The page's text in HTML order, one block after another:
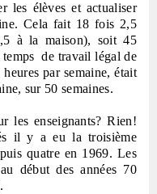
les élèves et actualiser
Cela fait 18 fois 2,5
à la maison), soit 45
de travail légal de
par semaine, était
sur 50 semaines.
les enseignants? Rien!
il y a eu la troisième
quatre en 1969. Les
début des années 70